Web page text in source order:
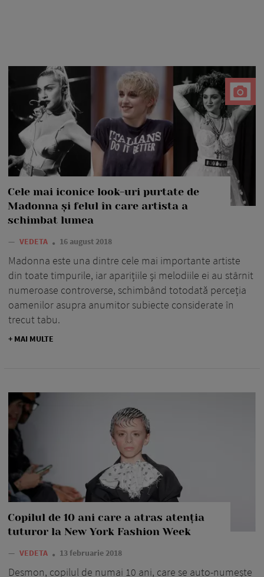
Cele mai iconice look-uri purtate de
Madonna și felul în care artista a
schimbat lumea
— VEDETA 16 august 2018
Madonna este una dintre cele mai importante artiste
din toate timpurile, iar aparițiile și melodiile ei au stârnit
numeroase controverse, schimbând totodată perceția
oamenilor asupra anumitor subiecte considerate în
trecut tabu.
+ MAI MULTE
Copilul de 10 ani care a atras atenția
tuturor la New York Fashion Week
— VEDETA 13 februarie 2018
Desmon, copilul de numai 10 ani, care se auto-numește